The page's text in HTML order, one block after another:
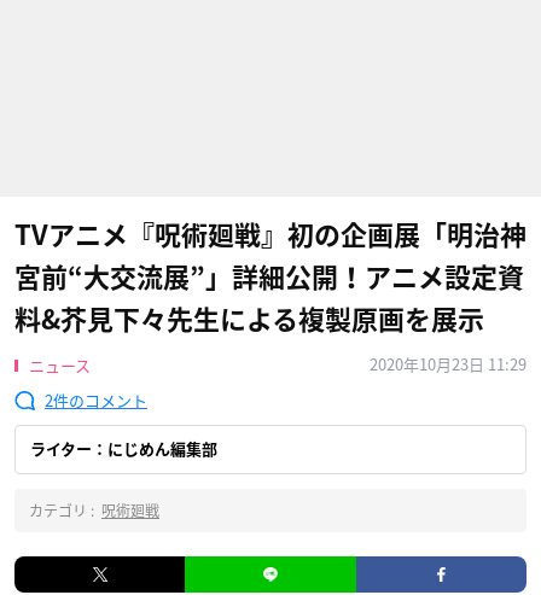
TVアニメ『呪術廻戦』初の企画展「明治神
宮前“大交流展”」詳細公開！アニメ設定資
料&芥見下々先生による複製原画を展示
ニュース
2020年10月23日 11:29
2
ライター：にじめん編集部
カテゴリ : 呪術廻戦